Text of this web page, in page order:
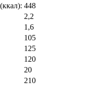
448
2,2
1,6
105
125
120
20
210